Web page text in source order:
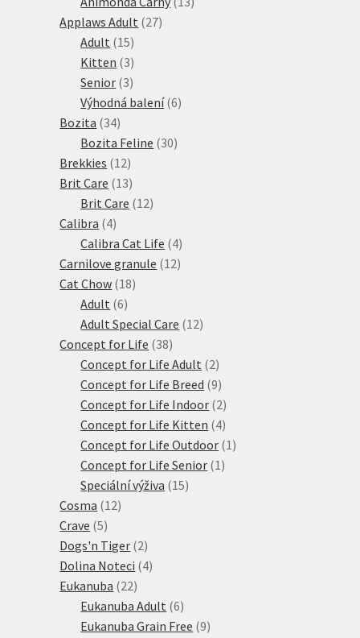
Applaws Adult 2727
Adult 1515
produktů
Kitten 33
produkty
Senior 33
produkty
Výhodná balení 66
Bozita 3434
produktů
Bozita Feline 3030
Brekkies 1212
produktů
Brit Care 1313
produktů
Brit Care 1212
Calibra 44
produkty
Calibra Cat Life 44
produkty
Carnilove granule 1212
Cat Chow 1818
Adult 66
produktů
Adult Special Care 1212
Concept for Life 3838
produktů
Concept for Life Adult 22
produkty
Concept for Life Breed 99
produktů
Concept for Life Indoor 22
produkty
Concept for Life Kitten 44
produkty
Concept for Life Outdoor 1 1
Concept for Life Senior 1 1
Speciální výživa 1515
Cosma 1212
Crave 55
produktů
Dogs'n Tiger 22
produkty
Dolina Noteci 44
Eukanuba 2222
produktů
Eukanuba Adult 66
produktů
Eukanuba Grain Free 99